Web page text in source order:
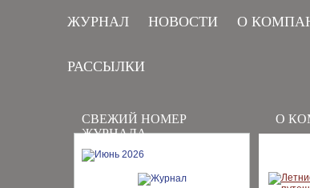
ЖУРНАЛ НОВОСТИ О
РАССЫЛКИ
СВЕЖИЙ НОМЕР
ЖУРНАЛА
О